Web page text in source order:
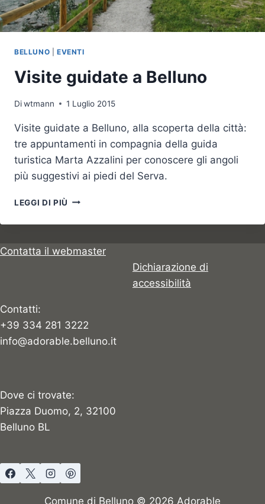
BELLUNO EVENTI
Visite guidate a Belluno
Diwtmann 1 Luglio 2015
Visite guidate a Belluno, alla scoperta della città:
tre appuntamenti in compagnia della guida
turistica Marta Azzalini per conoscere gli angoli
più suggestivi ai piedi del Serva.
LEGGI DI PIÙ VISITE
A
Contatta il webmaster
Dichiarazione di
accessibilità
Contatti:
+39 334 281 3222
info@adorable.belluno.it
Dove ci trovate:
Piazza Duomo, 2, 32100
Belluno BL
Comune di Belluno © 2026 Adorable